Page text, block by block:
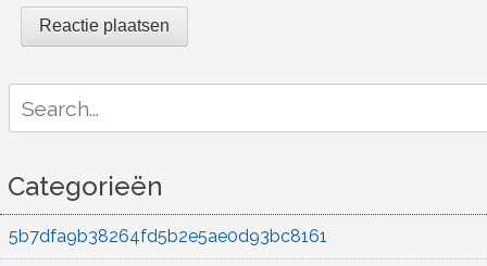
for:
Categorieën
5b7dfa9b38264fd5b2e5ae0d93bc8161